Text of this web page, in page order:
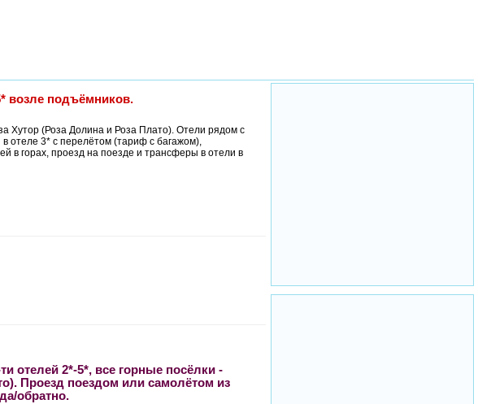
подъёмников.
Хутор (Роза Долина и Роза Плато). Отели рядом с
отеле 3* с перелётом (тариф с багажом),
в горах, проезд на поезде и трансферы в отели в
отелей 2*-5*, все горные посёлки -
Проезд поездом или самолётом из
обратно.